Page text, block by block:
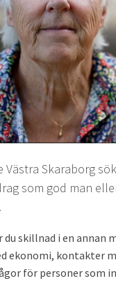
Västra Skaraborg
som god man
du skillnad i en annan
ekonomi, kontakter
för personer som